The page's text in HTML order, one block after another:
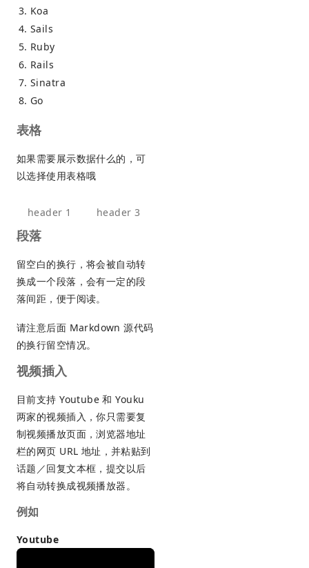
Koa
Sails
Ruby
Rails
Sinatra
Go
表格
如果需要展示数据什么的，可
以选择使用表格哦
header 1 header 3
段落
留空白的换行，将会被自动转
换成一个段落，会有一定的段
落间距，便于阅读。
请注意后面 Markdown 源代码
的换行留空情况。
视频插入
目前支持 Youtube 和 Youku
两家的视频插入，你只需要复
制视频播放页面，浏览器地址
栏的网页 URL 地址，并粘贴到
话题／回复文本框，提交以后
将自动转换成视频播放器。
例如
Youtube